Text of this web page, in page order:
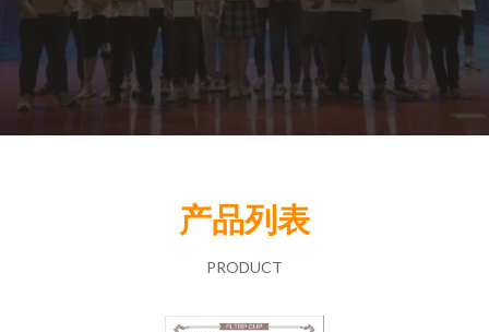
产品列表
PRODUCT